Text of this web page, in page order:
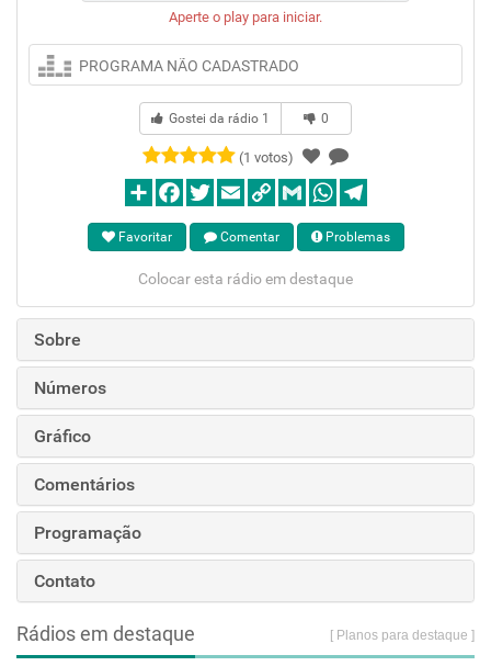
Aperte o play para iniciar.
PROGRAMA NÃO CADASTRADO
Gostei da rádio 1 0
(1 votos)
Favoritar Comentar Problemas
Colocar esta rádio em destaque
Sobre
Números
Gráfico
Comentários
Programação
Contato
Rádios em destaque [ Planos para destaque ]